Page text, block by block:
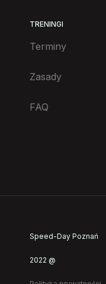
TRENINGI
Terminy
Zasady
FAQ
Speed-Day Poznań
2022 @